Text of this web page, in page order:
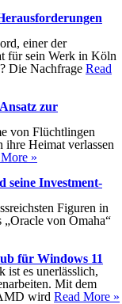
einer der
für sein Werk in Köln
Die Nachfrage Read
zur
von Flüchtlingen
ihre Heimat verlassen
»
seine Investment-
Figuren in
von Omaha“
für Windows 11
ist es unerlässlich,
Mit dem
wird Read More »